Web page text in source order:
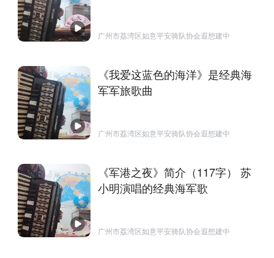
广州市荔湾区如意平安骑队协会遐想建中
《我爱这蓝色的海洋》是经典海
军军旅歌曲
广州市荔湾区如意平安骑队协会遐想建中
《军港之夜》简介（117字） 苏
小明演唱的经典海军歌
广州市荔湾区如意平安骑队协会遐想建中